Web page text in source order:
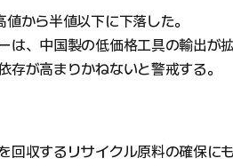
から半値以下に下落した。
は、中国製の低価格工具の輸出が拡
が高まりかねないと警戒する。
回収するリサイクル原料の確保に